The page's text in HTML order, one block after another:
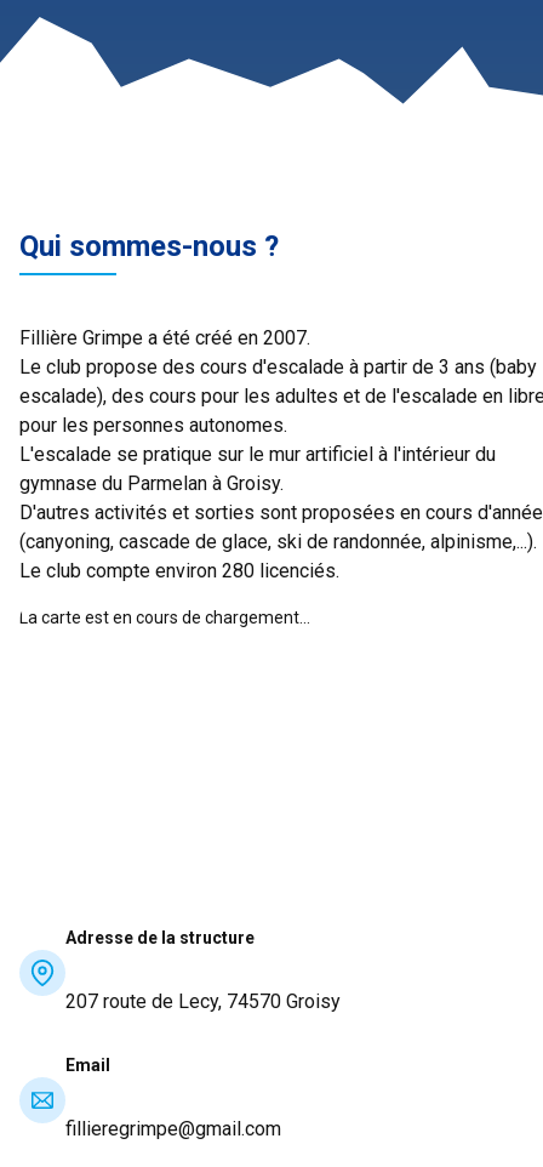
Qui sommes-nous ?
Fillière Grimpe a été créé en 2007.
Le club propose des cours d'escalade à partir de 3 ans (baby
escalade), des cours pour les adultes et de l'escalade en
pour les personnes autonomes.
L'escalade se pratique sur le mur artificiel à l'intérieur du
gymnase du Parmelan à Groisy.
D'autres activités et sorties sont proposées en cours d'année
(canyoning, cascade de glace, ski de randonnée, alpinisme,...).
Le club compte environ 280 licenciés.
La carte est en cours de chargement...
Adresse de la structure
207 route de Lecy, 74570 Groisy
Email
fillieregrimpe@gmail.com